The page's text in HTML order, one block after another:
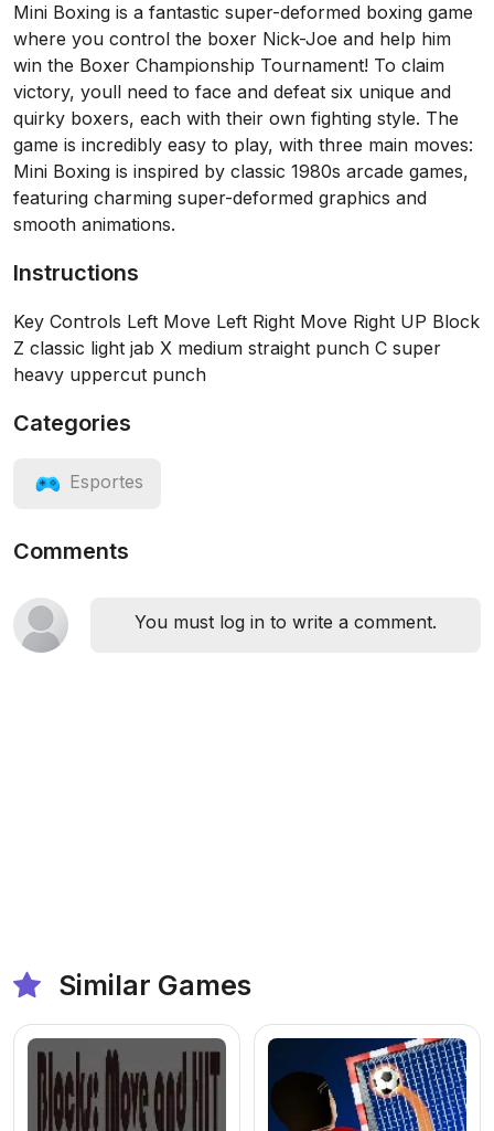
Mini Boxing is a fantastic super-deformed boxing game
where you control the boxer Nick-Joe and help him
win the Boxer Championship Tournament! To claim
victory, youll need to face and defeat six unique and
quirky boxers, each with their own fighting style. The
game is incredibly easy to play, with three main moves:
Mini Boxing is inspired by classic 1980s arcade games,
featuring charming super-deformed graphics and
smooth animations.
Instructions
Key Controls Left Move Left Right Move Right UP Block
Z classic light jab X medium straight punch C super
heavy uppercut punch
Categories
Esportes
Comments
You must log in to write a comment.
Similar Games